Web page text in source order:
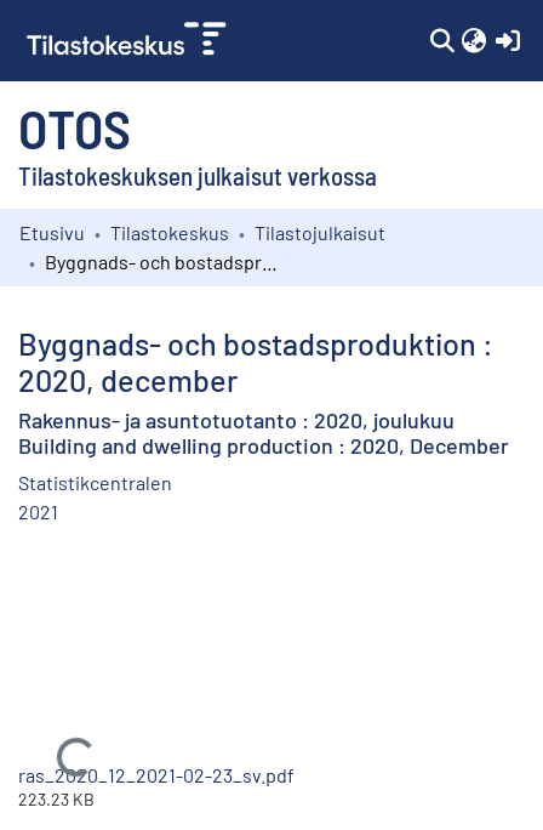
OTOS
Tilastokeskuksen julkaisut verkossa
Kokoelmat
Etusivu Tilastokeskus
Tilastojulkaisut
Byggnads- och bostadsproduktion :
2020, december
Rakennus- ja asuntotuotanto : 2020, joulukuu
Building and dwelling production : 2020, December
Statistikcentralen
2021
Ladataan...
ras_2020_12_2021-02-23_sv.pdf
223.23 KB